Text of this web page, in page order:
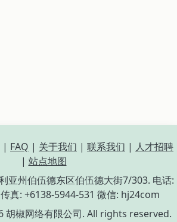
| FAQ | 关于我们 | 联系我们 | 人才招聘
| 站点地图
亚州伯伍德东区伯伍德大街7/303. 电话:
真: +6138-5944-531 微信: hj24com
胡椒网络有限公司. All rights reserved.